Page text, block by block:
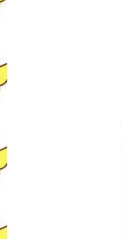
♪♪Android